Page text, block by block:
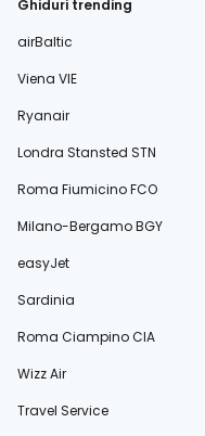
Ghiduri trending
airBaltic
Viena VIE
Ryanair
Londra Stansted STN
Roma Fiumicino FCO
Milano-Bergamo BGY
easyJet
Sardinia
Roma Ciampino CIA
Wizz Air
Travel Service